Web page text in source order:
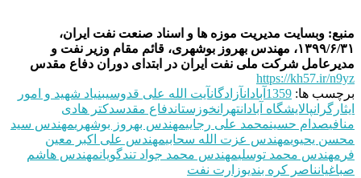
منبع: وبسایت مدیریت موزه ها و اسناد صنعت نفت ایران،
۱۳۹۹/۶/۳۱، مهندس بهروز بوشهری، قائم مقام وزیر نفت و
مدیرعامل شرکت ملی نفت ایران در ابتدای دوران دفاع مقدس
https://kh57.ir/n9yz
برچسب ها: 1359 آبادانآزادگانآیت الله علی قدوسیبنیاد شهید و امور
ایثارگرانپالایشگاه آبادانتهرانخوزستاندفاع مقدسدکتر هادی
منافیصدام حسینمحمد علی رجاییمهندس بهروز بوشهریمهندس سید
محسن یحیویمهندس عزت الله سحابیمهندس علی‌ اکبر معین‌
فر مهندس محمد توسلیمهندس محمد جواد تندگویانمهندس هاشم
صباغیانناصر کره بندیوزارت نفت